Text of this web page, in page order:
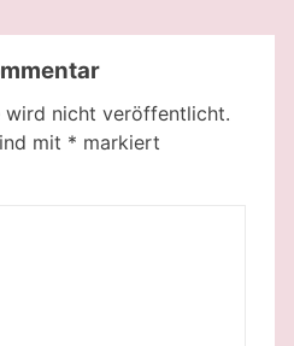
wird nicht veröffentlicht.
mit * markiert